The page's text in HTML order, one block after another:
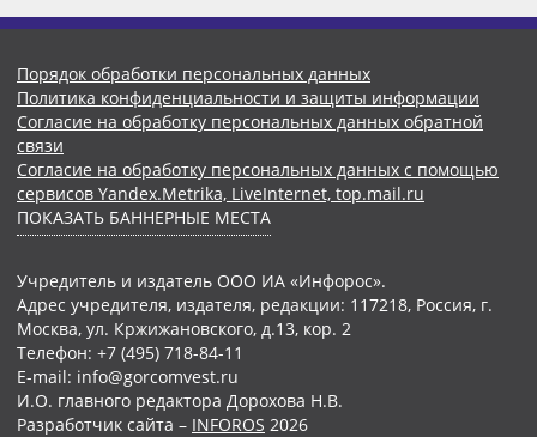
Порядок обработки персональных данных
Политика конфиденциальности и защиты информации
Согласие на обработку персональных данных обратной
связи
Согласие на обработку персональных данных с помощью
сервисов Yandex.Metrika, LiveInternet, top.mail.ru
ПОКАЗАТЬ БАННЕРНЫЕ МЕСТА
Учредитель и издатель ООО ИА «Инфорос».
Адрес учредителя, издателя, редакции: 117218, Россия, г.
Москва, ул. Кржижановского, д.13, кор. 2
Телефон: +7 (495) 718-84-11
E-mail: info@gorcomvest.ru
И.О. главного редактора Дорохова Н.В.
Разработчик сайта – INFOROS 2026